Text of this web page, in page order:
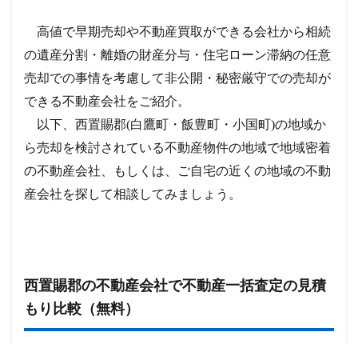
高値で早期売却や不動産買取ができる会社から相続
の遺産分割・離婚の財産分与・住宅ローン滞納の任意
売却での事情を考慮して非公開・秘密厳守での売却が
できる不動産会社をご紹介。
以下、西置賜郡(白鷹町・飯豊町・小国町)の地域か
ら売却を検討されている不動産物件の地域で地域密着
の不動産会社、もしくは、ご自宅の近くの地域の不動
産会社を探して相談してみましょう。
西置賜郡の不動産会社で不動産一括査定の見積
もり比較（無料）